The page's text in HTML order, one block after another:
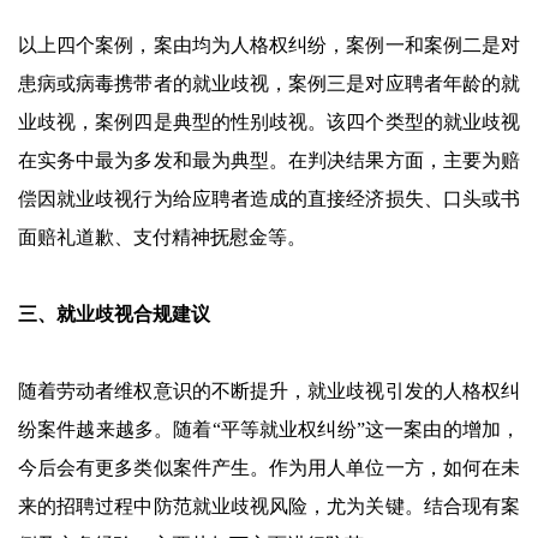
以上四个案例，案由均为人格权纠纷，案例一和案例二是对
患病或病毒携带者的就业歧视，案例三是对应聘者年龄的就
业歧视，案例四是典型的性别歧视。该四个类型的就业歧视
在实务中最为多发和最为典型。在判决结果方面，主要为赔
偿因就业歧视行为给应聘者造成的直接经济损失、口头或书
面赔礼道歉、支付精神抚慰金等。
三、就业歧视合规建议
随着劳动者维权意识的不断提升，就业歧视引发的人格权纠
纷案件越来越多。随着“平等就业权纠纷”这一案由的增加，
今后会有更多类似案件产生。作为用人单位一方，如何在未
来的招聘过程中防范就业歧视风险，尤为关键。结合现有案